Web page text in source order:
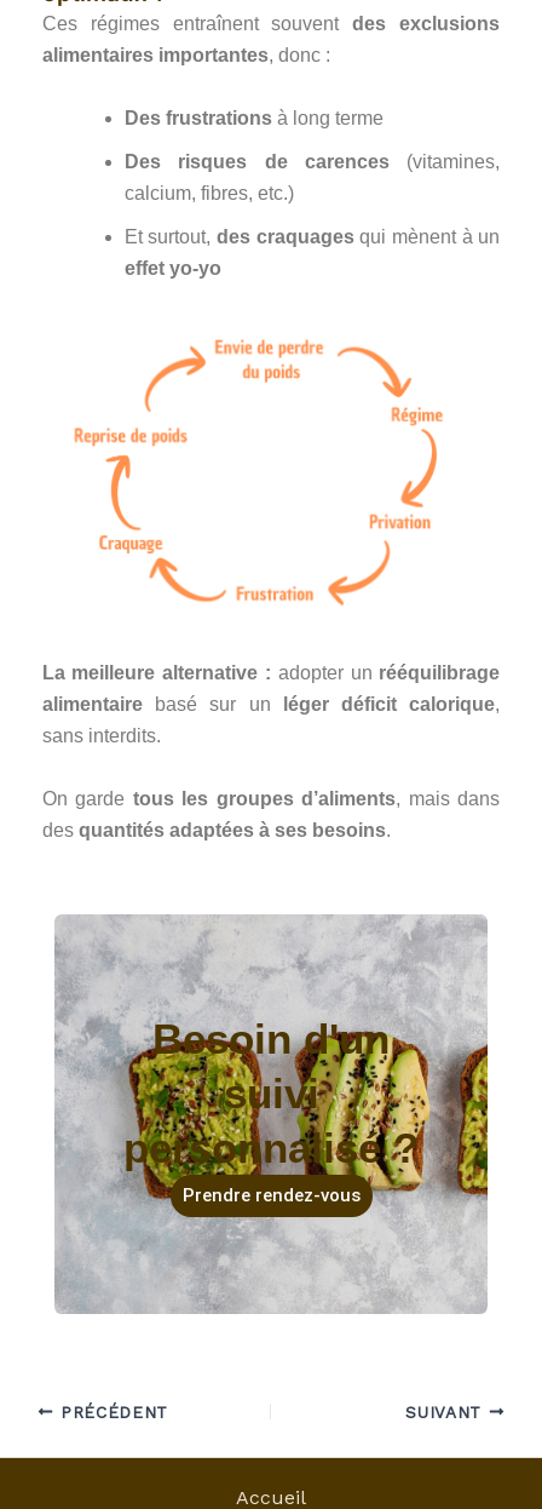
Ces régimes entraînent souventdes exclusions
alimentaires importantes, donc :
Des frustrationsà long terme
Des risques de carences(vitamines,
calcium, fibres, etc.)
Et surtout, des craquagesqui mènent à un
effet yo-yo
La meilleure alternative : adopter un rééquilibrage
alimentairebasé sur un léger déficit calorique,
sans interdits.
On garde tous les groupes d’aliments, mais dans
des quantités adaptées à ses besoins.
Besoin d'un
suivi
personnalisé ?
Prendre rendez-vous
PRÉCÉDENT SUIVANT
Accueil